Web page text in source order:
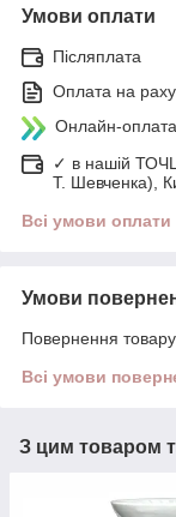
Умови оплати
Післяплата
Оплата на
Онлайн-
✓ в нашій
Т. Шевченка),
Всі умови оплати
Умови
Повернення
Всі умови
З цим товаром